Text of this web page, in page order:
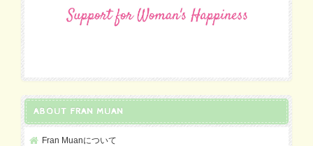
ABOUT FRAN MUAN
Fran Muanについて